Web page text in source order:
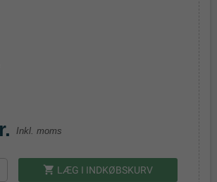
Inkl. moms
shopping_cart LÆG I INDKØBSKURV